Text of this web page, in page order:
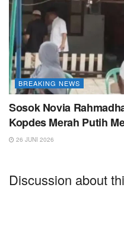
BREAKING NEWS
Sosok Novia
Kopdes Merah Putih
26 JUNI 2026
Discussion about